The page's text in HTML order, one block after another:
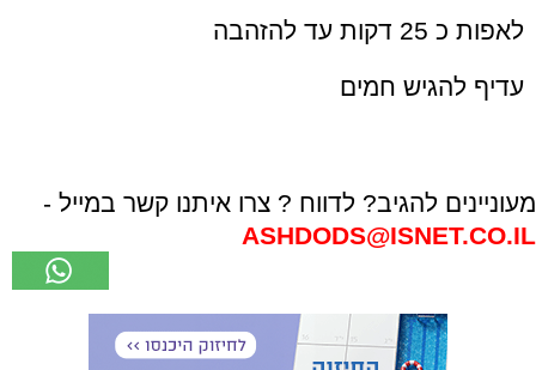
לאפות כ 25 דקות עד להזהבה
עדיף להגיש חמים
מעוניינים להגיב? לדווח ? צרו איתנו קשר במייל -
ASHDODS@ISNET.CO.IL